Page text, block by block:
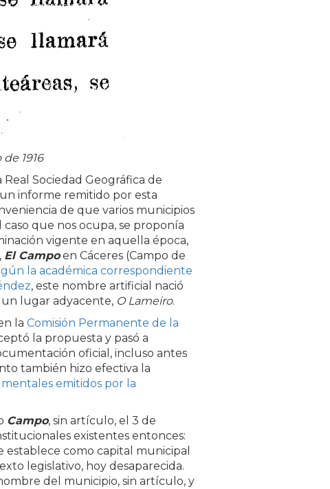
1916
Sociedad Geográfica de
informe remitido por esta
de que varios municipios
que nos ocupa, se proponía
vigente en aquella época,
El Campoen Cáceres (Campo de
la académica correspondiente
, este nombre artificial nació
lugar adyacente, O Lameiro.
la Comisión Permanente de la
la propuesta y pasó a
oficial, incluso antes
también hizo efectiva la
emitidos por la
Campo, sin artículo, el 3 de
existentes entonces:
establece como capital municipal
legislativo, hoy desaparecida.
del municipio, sin artículo, y